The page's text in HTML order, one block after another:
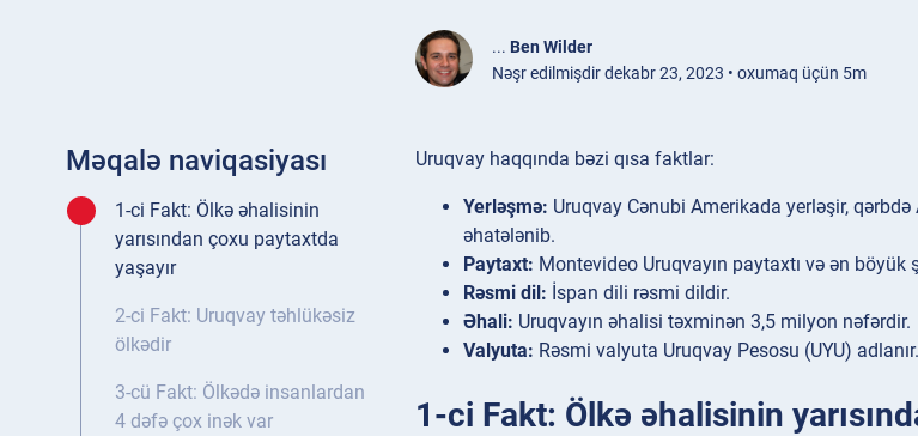
... Ben Wilder
Nəşr edilmişdir dekabr 23, 2023 • oxumaq üçün 5m
Məqalə naviqasiyası
1-ci Fakt: Ölkə əhalisinin
yarısından çoxu paytaxtda
yaşayır
2-ci Fakt: Uruqvay təhlükəsiz
ölkədir
3-cü Fakt: Ölkədə insanlardan
4 dəfə çox inək var
Uruqvay haqqında bəzi qısa faktlar:
Yerləşmə: Uruqvay Cənubi Amerikada yerləşir,
əhatələnib.
Paytaxt: Montevideo Uruqvayın paytaxtı və ən böyük
Rəsmi dil: İspan dili rəsmi dildir.
Əhali: Uruqvayın əhalisi təxminən 3,5 milyon nəfərdir.
Valyuta: Rəsmi valyuta Uruqvay Pesosu (UYU) adlanır.
1-ci Fakt: Ölkə əhalisinin